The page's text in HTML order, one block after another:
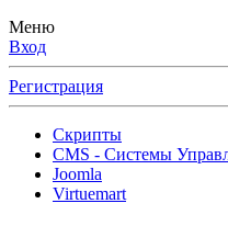
Меню
Вход
Регистрация
Скрипты
CMS - Системы
Joomla
Virtuemart